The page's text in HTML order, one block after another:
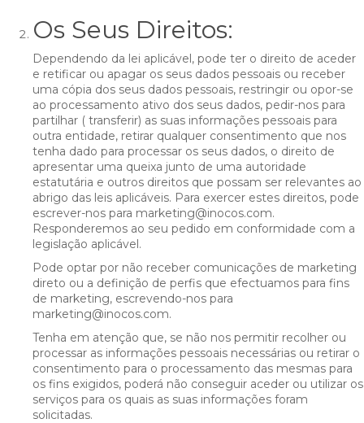
Os Seus Direitos:
Dependendo da lei aplicável, pode ter o direito de aceder
e retificar ou apagar os seus dados pessoais ou receber
uma cópia dos seus dados pessoais, restringir ou opor-se
ao processamento ativo dos seus dados, pedir-nos para
partilhar ( transferir) as suas informações pessoais para
outra entidade, retirar qualquer consentimento que nos
tenha dado para processar os seus dados, o direito de
apresentar uma queixa junto de uma autoridade
estatutária e outros direitos que possam ser relevantes ao
abrigo das leis aplicáveis. Para exercer estes direitos, pode
escrever-nos para marketing@inocos.com.
Responderemos ao seu pedido em conformidade com a
legislação aplicável.
Pode optar por não receber comunicações de marketing
direto ou a definição de perfis que efectuamos para fins
de marketing, escrevendo-nos para
marketing@inocos.com.
Tenha em atenção que, se não nos permitir recolher ou
processar as informações pessoais necessárias ou retirar o
consentimento para o processamento das mesmas para
os fins exigidos, poderá não conseguir aceder ou utilizar os
serviços para os quais as suas informações foram
solicitadas.